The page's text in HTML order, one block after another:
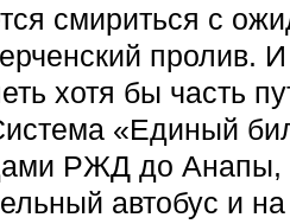
смириться с
пролив.
хотя бы часть
«Единый
РЖД до Анапы,
автобус и